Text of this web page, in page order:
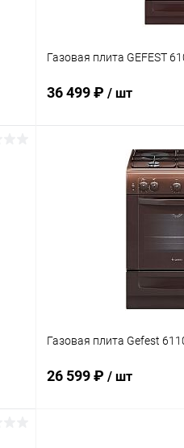
Газовая плита GEFEST
36 499 ₽ / шт
В
Газовая плита Gefest
26 599 ₽ / шт